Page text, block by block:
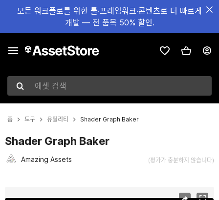
모든 워크플로를 위한 툴·프레임워크·콘텐츠로 더 빠르게
개발 — 전 품목 50% 할인.
에셋 검색
홈 도구 유틸리티 Shader Graph Baker
Shader Graph Baker
Amazing Аssets (평가가 충분하지 않습니다)